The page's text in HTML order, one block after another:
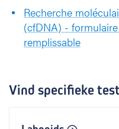
Recherche
(cfDNA) -
remplissable
Vind specifieke